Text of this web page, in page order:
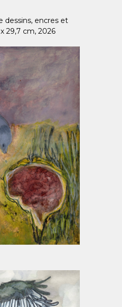
dessins, encres et
29,7 cm, 2026